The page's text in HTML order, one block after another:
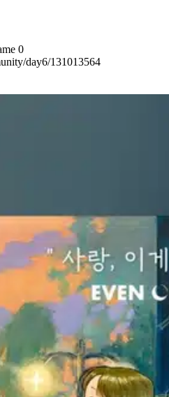
0
day6/131013564